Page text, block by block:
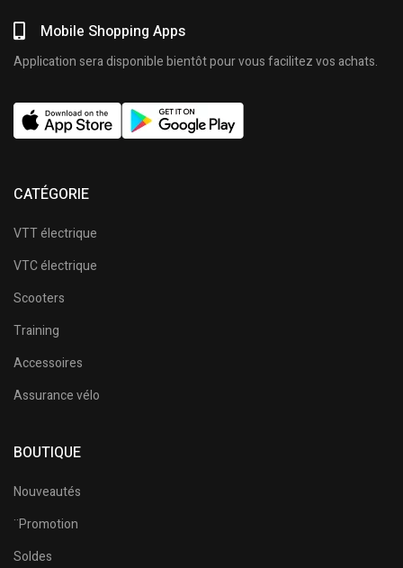
Mobile Shopping Apps
Application sera disponible bientôt pour vous facilitez vos achats.
CATÉGORIE
VTT électrique
VTC électrique
Scooters
Training
Accessoires
Assurance vélo
BOUTIQUE
Nouveautés
¨Promotion
Soldes